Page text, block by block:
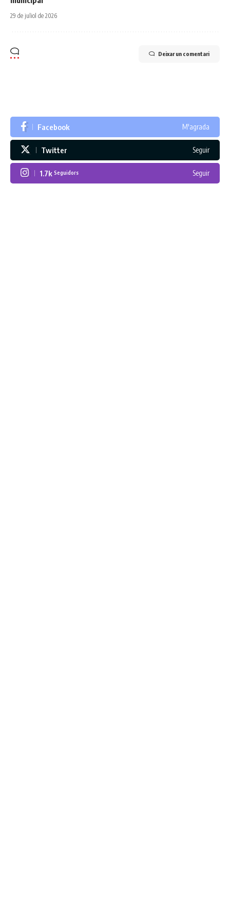
29 de juliol de 2026
Deixar un comentari
Facebook M'agrada
Twitter Seguir
1.7k Seguidors Seguir